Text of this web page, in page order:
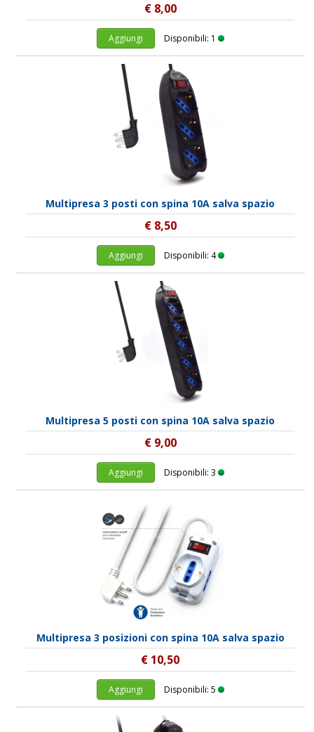
€ 8,00
Aggiungi Disponibili: 1
Multipresa 3 posti con spina 10A salva spazio
€ 8,50
Aggiungi Disponibili: 4
Multipresa 5 posti con spina 10A salva spazio
€ 9,00
Aggiungi Disponibili: 3
Multipresa 3 posizioni con spina 10A salva spazio
€ 10,50
Aggiungi Disponibili: 5